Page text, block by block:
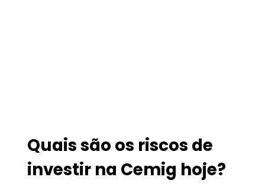
Quais são os riscos de
investir na Cemig hoje?